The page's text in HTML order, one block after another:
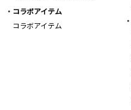
コラボアイテム
コラボアイテム